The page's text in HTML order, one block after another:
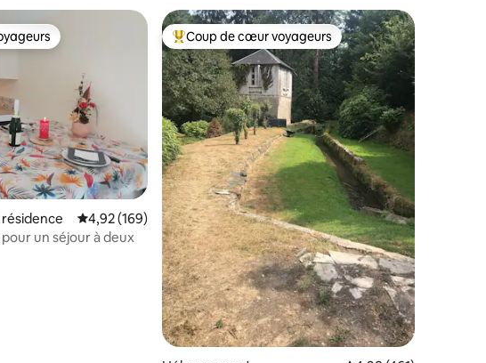
152 commentaires : 4,95 sur 5
Évaluation moyenne sur la base de 169 commentaires : 4,92 sur 5
4,92 (169)
un séjour à deux
Coups de cœur voyageurs les plus appréciés
Coup de cœur voyageurs